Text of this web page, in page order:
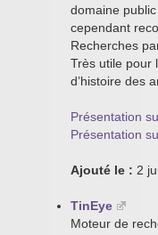
domaine
cependant
Recherches
Très utile pour
d’histoire des
Présentation
Présentation
Ajouté le : 2
TinEye
Moteur de